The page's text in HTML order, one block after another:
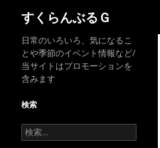
すくらんぶるＧ
日常のいろいろ、気になるこ
とや季節のイベント情報など/
当サイトはプロモーションを
含みます
検索
検
索: